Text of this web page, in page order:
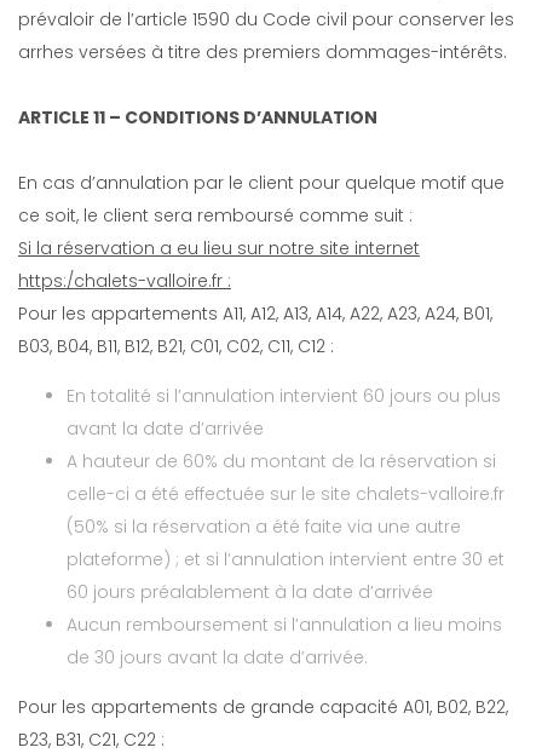
prévaloir de l’article 1590 du Code civil pour conserver les
arrhes versées à titre des premiers dommages-intérêts.
ARTICLE 11 – CONDITIONS D’ANNULATION
En cas d’annulation par le client pour quelque motif que
ce soit, le client sera remboursé comme suit :
Si la réservation a eu lieu sur notre site internet
https:/chalets-valloire.fr :
Pour les appartements A11, A12, A13, A14, A22, A23, A24, B01,
B03, B04, B11, B12, B21, C01, C02, C11, C12 :
En totalité si l’annulation intervient 60 jours ou plus
avant la date d’arrivée
A hauteur de 60% du montant de la réservation si
celle-ci a été effectuée sur le site chalets-valloire.fr
(50% si la réservation a été faite via une autre
plateforme) ; et si l’annulation intervient entre 30 et
60 jours préalablement à la date d’arrivée
Aucun remboursement si l’annulation a lieu moins
de 30 jours avant la date d’arrivée.
Pour les appartements de grande capacité A01, B02, B22,
B23, B31, C21, C22 :